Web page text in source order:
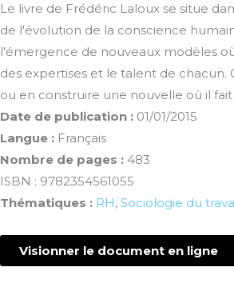
Le livre de Frédéric Laloux se situe
de l'évolution de la conscience
l'émergence de nouveaux modèles
des expertises et le talent de chacun.
ou en construire une nouvelle où il
Date de publication : 01/01/2015
Langue : Français
Nombre de pages : 483
ISBN : 9782354561055
Thématiques : RH, Sociologie du
Visionner le document en ligne